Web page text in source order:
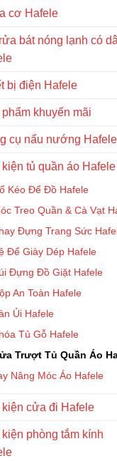
cơ Hafele
bát nóng lạnh có
bị điện Hafele
phẩm khuyến mãi
cụ nấu nướng Hafele
kiện tủ quần áo Hafele
Kéo Để Đồ Hafele
Treo Quần & Cà Vạt
Đựng Trang Sức
Để Giày Dép Hafele
Đựng Đồ Giặt Hafele
An Toàn Hafele
Ủi Hafele
Tủ Gỗ Hafele
Trượt Tủ Quần Áo
Nâng Móc Áo Hafele
kiện cửa đi Hafele
kiện phòng tắm kính